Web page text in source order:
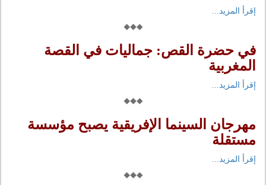
إقرأ المزيد...
في حضرة القص: جماليات في القصة
المغربية
إقرأ المزيد...
مهرجان السينما الإفريقية يصبح مؤسسة
مستقلة
إقرأ المزيد...